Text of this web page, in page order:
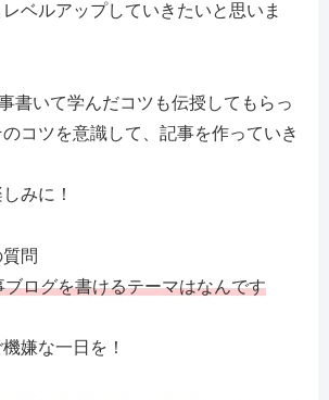
ベルアップしていきたいと思いま
書いて学んだコツも伝授してもらっ
コツを意識して、記事を作っていき
みに！
問
ログを書けるテーマはなんです
嫌な一日を！